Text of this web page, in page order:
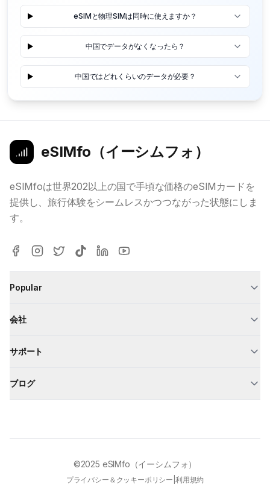
eSIMと物理SIMは同時に使えますか？
中国でデータがなくなったら？
中国ではどれくらいのデータが必要？
eSIMfo（イーシムフォ）
eSIMfoは世界202以上の国で手頃な価格のeSIMカードを
提供し、旅行体験をシームレスかつつながった状態にしま
す。
Popular
会社
サポート
ブログ
©2025 eSIMfo（イーシムフォ）
プライバシー＆クッキーポリシー 利用規約